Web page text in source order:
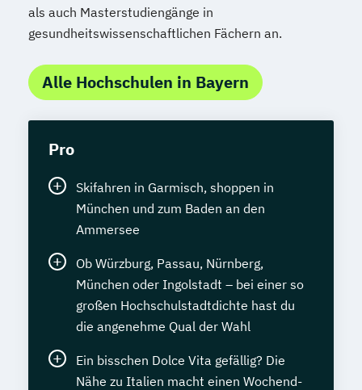
als auch Masterstudiengänge in
gesundheitswissenschaftlichen Fächern an.
Alle Hochschulen in Bayern
Pro
Skifahren in Garmisch, shoppen in
München und zum Baden an den
Ammersee
Ob Würzburg, Passau, Nürnberg,
München oder Ingolstadt – bei einer so
großen Hochschulstadtdichte hast du
die angenehme Qual der Wahl
Ein bisschen Dolce Vita gefällig? Die
Nähe zu Italien macht einen Wochend-